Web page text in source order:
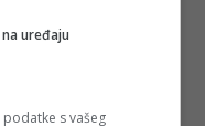
uređaju
s vašeg